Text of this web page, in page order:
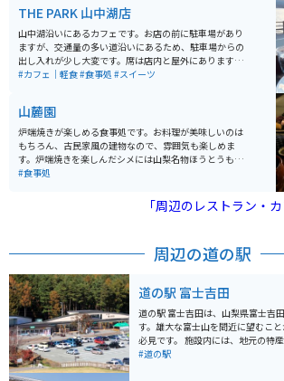
THE PARK 山中湖店
山中湖沿いにあるカフェです。お店の前に駐車場があり
ますが、交通量の多い道沿いにあるため、駐車場からの
出し入れが少し大変です。席は店内と屋外にあります。
屋外席はヒーターがないので時期によっては少し寒いで
混雑していますが、リストに記名して順番を待つ方式な
ので、周辺を散歩して待ち時間を過ごすことができま
す。メニューはパンケーキを推しており、その他にバー
ガーなどのフードメニューもあります。 近くには忍野八
海や道志みちがあるので、ツーリングの休憩ポイントと
#カフェ｜軽食#食事処 #スイーツ
山麓園
炉端焼きが楽しめる食事処です。お料理が美味しいのは
もちろん、古民家風の建物なので、雰囲気も楽しめま
す。炉端焼きを楽しんだシメには山梨名物ほうとうも提
供してくださるので、山梨グルメを存分に楽しむことが
#食事処
「周辺のレストラン・
周辺の道の駅
道の駅 富士吉田
道の駅 富士吉田は、山梨県富士吉
す。雄大な富士山を間近に望むこ
必見です。 施設内には、地元の特産品を販売するショッ
プやレストランがあり、山梨の味覚
#道の駅